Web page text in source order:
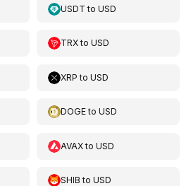
USDT toUSD
TRXtoUSD
XRP toUSD
DOGEtoUSD
AVAXtoUSD
SHIB toUSD